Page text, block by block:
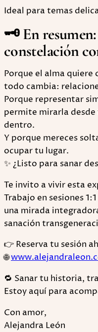
Ideal para temas
🗝 En resumen:
constelación
Porque el alma quiere
todo cambia:
Porque representar
permite mirarla
dentro.
Y porque mereces
ocupar tu lugar.
✨ ¿Listo para sanar
Te invito a vivir esta
Trabajo en sesiones
una mirada
sanación
👉 Reserva tu sesión
🌐
🔁 Sanar tu historia,
Estoy aquí para
Con amor,
Alejandra León